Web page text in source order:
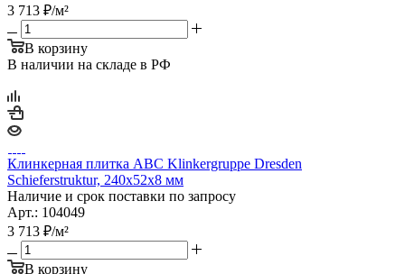
3 713 ₽/м²
В корзину
В наличии на складе в РФ
Клинкерная плитка ABC Klinkergruppe Dresden
Schieferstruktur, 240х52х8 мм
Наличие и срок поставки по запросу
Арт.: 104049
3 713 ₽/м²
В корзину